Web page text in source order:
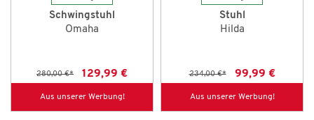
Schwingstuhl
Omaha
280,00 €* 129,99 €
Aus unserer Werbung!
Stuhl
Hilda
234,00 €* 99,99 €
Aus unserer Werbung!